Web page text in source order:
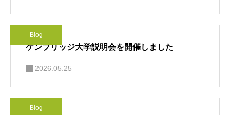
Blog
ケンブリッジ大学説明会を開催しました
2026.05.25
Blog